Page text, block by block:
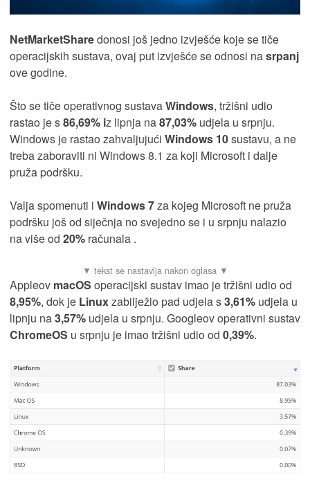
NetMarketSharedonosi još jedno izvješće koje se tiče
operacijskih sustava, ovaj put izvješće se odnosi nasrpanj
ove godine.
Što se tiče operativnog sustavaWindows, tržišni udio
rastao je s86,69% iz lipnja na87,03% udjela u srpnju.
Windows je rastao zahvaljujući Windows 10sustavu, a ne
treba zaboraviti ni Windows 8.1 za koji Microsoft i dalje
pruža podršku.
Valja spomenuti i Windows 7za kojeg Microsoft ne pruža
podršku još od siječnja no svejedno se i u srpnju nalazio
na više od 20% računala .
Appleov macOS operacijski sustav imao je tržišni udio od
8,95%, dok je Linuxzabilježio pad udjela s3,61% udjela u
lipnju na3,57% udjela u srpnju. Googleov operativni sustav
ChromeOS u srpnju je imao tržišni udio od 0,39%.